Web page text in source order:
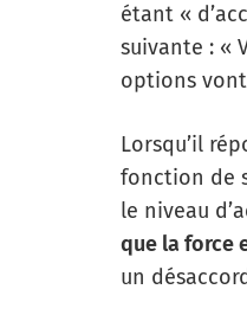
étant «
suivante : «
options
Lorsqu’il
fonction de
le niveau
que la force
un